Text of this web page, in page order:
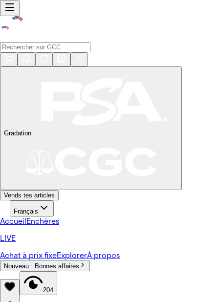
Gradation
Vends tes articles
Français
AccueilEnchères
LIVE
Achat à prix fixeExplorerÀ propos
Nouveau : Bonnes affaires
204